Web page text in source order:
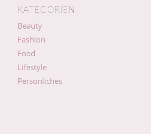
KATEGORIEN
Beauty
Fashion
Food
Lifestyle
Persönliches